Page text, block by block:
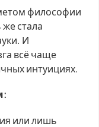
философии
стала
И
всё чаще
интуициях.
или лишь